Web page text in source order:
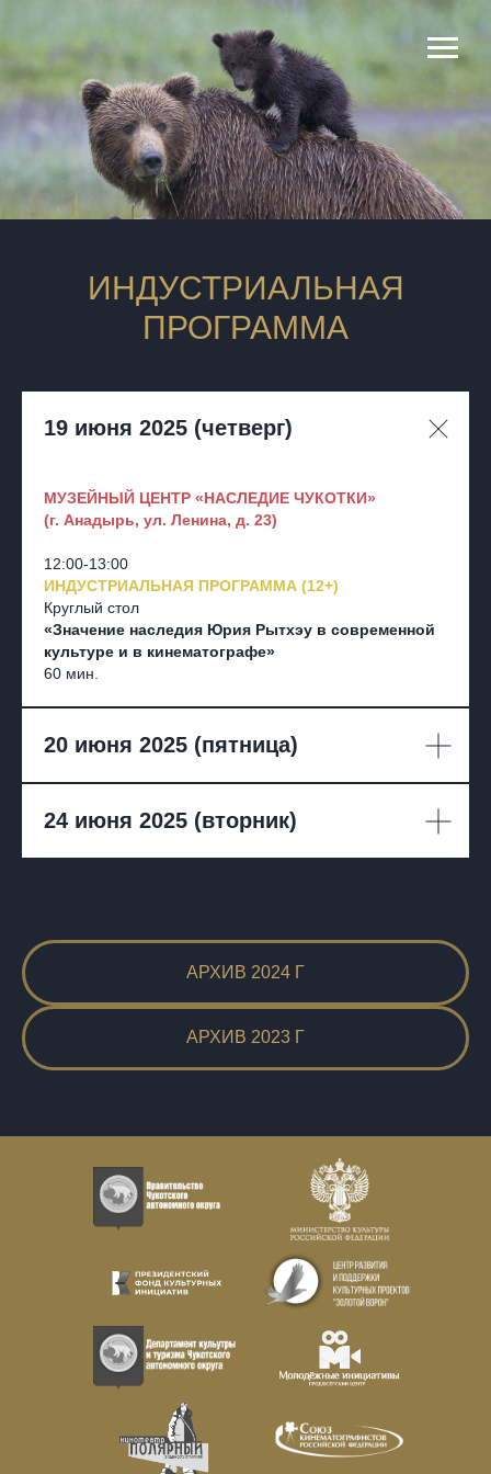
ИНДУСТРИАЛЬНАЯ
ПРОГРАММА
19 июня 2025 (четверг)
МУЗЕЙНЫЙ ЦЕНТР «НАСЛЕДИЕ ЧУКОТКИ»
(г. Анадырь, ул. Ленина, д. 23)
12:00-13:00
ИНДУСТРИАЛЬНАЯ ПРОГРАММА (12+)
Круглый стол
«Значение наследия Юрия Рытхэу в современной
культуре и в кинематографе»
60 мин.
20 июня 2025 (пятница)
24 июня 2025 (вторник)
АРХИВ 2024 Г
АРХИВ 2023 Г